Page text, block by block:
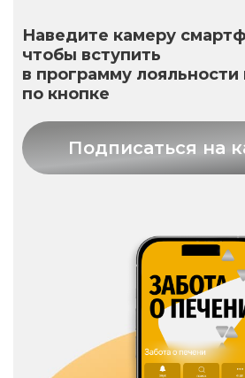
Наведите камеру
чтобы вступить
в программу
по кнопке
Подписаться на